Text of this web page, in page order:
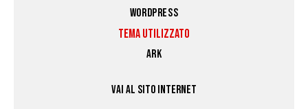
WORDPRESS
TEMA UTILIZZATO
ARK
VAI AL SITO INTERNET